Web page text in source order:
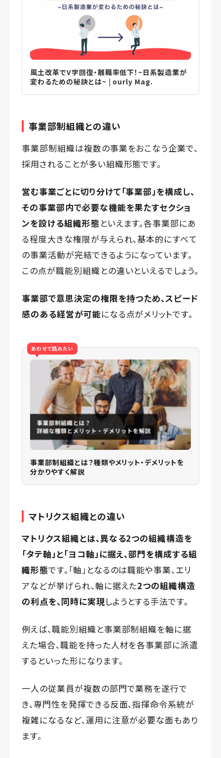
風土改革でV字回復・離職率低下！~日系製造業が
変わるための秘訣とは~ | ourly Mag.
事業部制組織との違い
事業部制組織は複数の事業をおこなう企業で、
採用されることが多い組織形態です。
営む事業ごとに切り分けて「事業部」を構成し、
その事業部内で必要な機能を果たすセクショ
ンを設ける組織形態 といえます。各事業部にあ
る程度大きな権限が与えられ、基本的にすべて
の事業活動が完結できるようになっています。
この点が職能別組織との違いといえるでしょう。
事業部で意思決定の権限を持つため、スピード
感のある経営が可能になる点がメリットです。
あわせて読みたい
事業部制組織とは？種類やメリット・デメリットを
分かりやすく解説
マトリクス組織との違い
マトリクス組織とは、異なる2つの組織構造を
「タテ軸」と「ヨコ軸」に据え、部門を構成する組
織形態です。「軸」となるのは職能や事業、エリ
アなどが挙げられ、軸に据えた2つの組織構造
の利点を、同時に実現しようとする手法です。
例えば、職能別組織と事業部制組織を軸に据
えた場合、職能を持った人材を各事業部に派遣
するといった形になります。
一人の従業員が複数の部門で業務を遂行で
き、専門性を発揮できる反面、指揮命令系統が
複雑になるなど、運用に注意が必要な面もあり
ます。